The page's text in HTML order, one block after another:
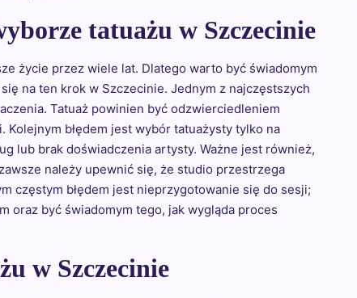
tatuażu w Szczecinie
życie przez wiele lat. Dlatego warto być świadomym
na ten krok w Szczecinie. Jednym z najczęstszych
Tatuaż powinien być odzwierciedleniem
błędem jest wybór tatuażysty tylko na
lub brak doświadczenia artysty. Ważne jest również,
należy upewnić się, że studio przestrzega
częstym błędem jest nieprzygotowanie się do sesji;
oraz być świadomym tego, jak wygląda proces
w Szczecinie